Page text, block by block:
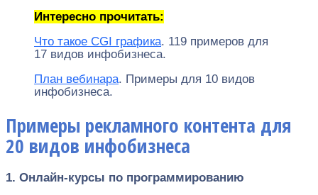
Интересно прочитать:
Что такое CGI графика. 119 примеров для
17 видов инфобизнеса.
План вебинара. Примеры для 10 видов
инфобизнеса.
Примеры рекламного контента для
20 видов инфобизнеса
1. Онлайн-курсы по программированию